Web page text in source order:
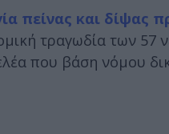
πείνας και δίψας
τραγωδία των 57
που βάση νόμου